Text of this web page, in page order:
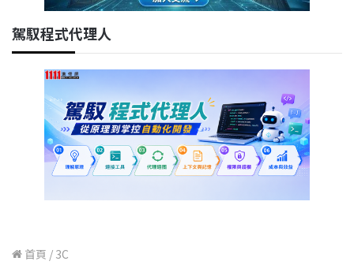
駕馭程式代理人